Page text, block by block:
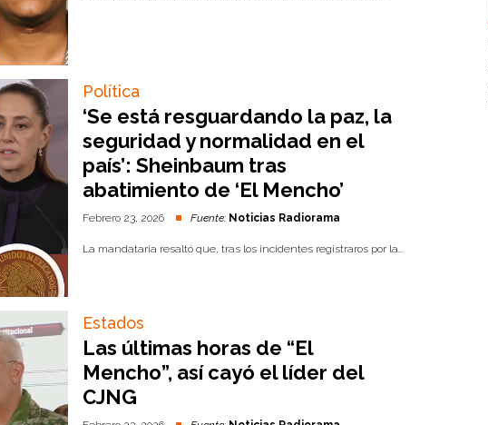
Política
‘Se está resguardando la paz, la
seguridad y normalidad en el
país’: Sheinbaum tras
abatimiento de ‘El Mencho’
Febrero 23, 2026 Fuente: Noticias Radiorama
La mandataria resaltó que, tras los incidentes registraros por la...
Estados
Las últimas horas de “El
Mencho”, así cayó el líder del
CJNG